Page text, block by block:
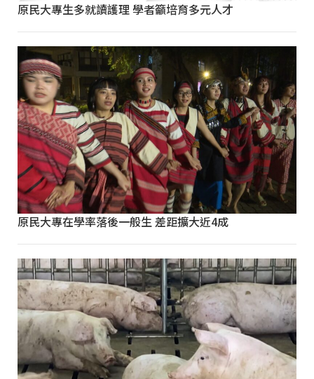
原民大專生多就讀護理 學者籲培育多元人才
原民大專在學率落後一般生 差距擴大近4成